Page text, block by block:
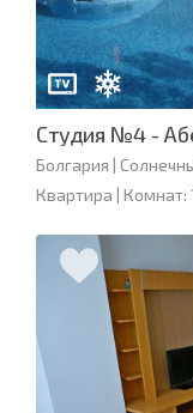
Студия №4 -
Болгария |
Квартира | Комнат: